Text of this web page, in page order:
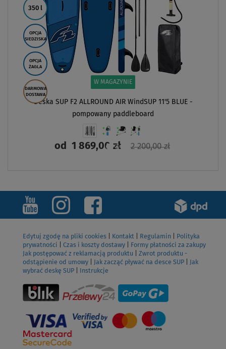
350 l
OPCJA
SIEDZISKA
OPCJA
ŻAGLA
DARMOWA
DOSTAWA
W MAGAZYNIE
Deska SUP F2 ALLROUND AIR WindSUP 11'5 BLUE -
pompowany paddleboard
od1 869,00 zł 2 200,00 zł
Edytuj zgodę na pliki cookies Kontakt Regulamin
Polityka
prywatności
Czas i koszty dostawy
Formy płatności za zakupy
Jak postępować z reklamacją produktu
Zwrot produktu -
odstąpienie od umowy
Jak zacząć pływać na desce SUP
Jak
wybrać deskę SUP
Instrukcje